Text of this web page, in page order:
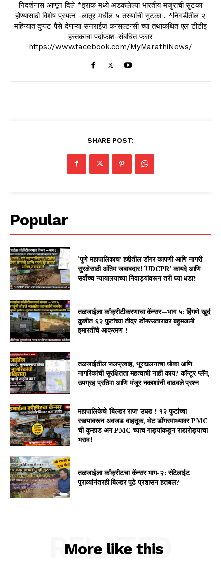
निदर्शनास आणून दिले *इराक मध्ये अडकलेल्या भारतीय मजुरांची सुटका
होण्यासाठी विशेष प्रयत्न -लातूर मधील ५ तरुणांची सुटका . *निगडीतील २
महिन्यात दुप्पट पैसे देणाऱ्या सनराईज कन्सल्टन्सी च्या तथाकथित एल टीटीइ
हस्तकाचा पर्दाफाश-संबधित फरार
https://www.facebook.com/MyMarathiNews/
SHARE POST:
Popular
‘पुणे महापालिकाच’ हद्दीतील डोंगर कापणी आणि नागरी
सुरक्षेसाठी अंतिम जबाबदार! ‘UDCPR’ कायदे आणि
सर्वोच्च न्यायालयाच्या निवाड्यांवरून तरी घ्या धडा!
तळजाईला काँक्रीटीकरणाचा कॅन्सर—भाग ५: हिंगणे खुर्द
कुशीत ६२ फुटांच्या तीव्र डोंगरउतारावर बहुमजली
इमारतींचे आक्रमण !
तळजाईतील जलप्रवाह, भूस्खलनाचा धोका आणि
नागरिकांची सुरक्षितता महत्वाची नाही काय? कॉन्टूर प्लॅन,
उपग्रह प्रतिमा आणि मंजूर नकाशांनी वाढवले प्रश्न
महापालिकेचे ‘बिल्डर राज’ उघड ! १२ फुटांच्या
रस्त्यावरून अवजड वाहतूक, थेट डोंगरमाथ्यावर PMC
ची कुऱ्हाड अन PMC च्याच गाड्यांकडून राडारोड्याचा
भराव!
तळजाईला कॉंक्रीटचा कॅन्सर भाग-२: सॅटेलाईट
पुराव्यांनंतरही बिल्डर पुढे प्रशासन हतबल?
More like this
RELATED